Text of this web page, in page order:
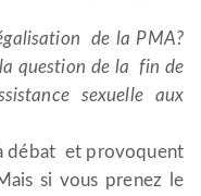
de la PMA?
question de la fin de
sexuelle aux
débat et provoquent
si vous prenez le